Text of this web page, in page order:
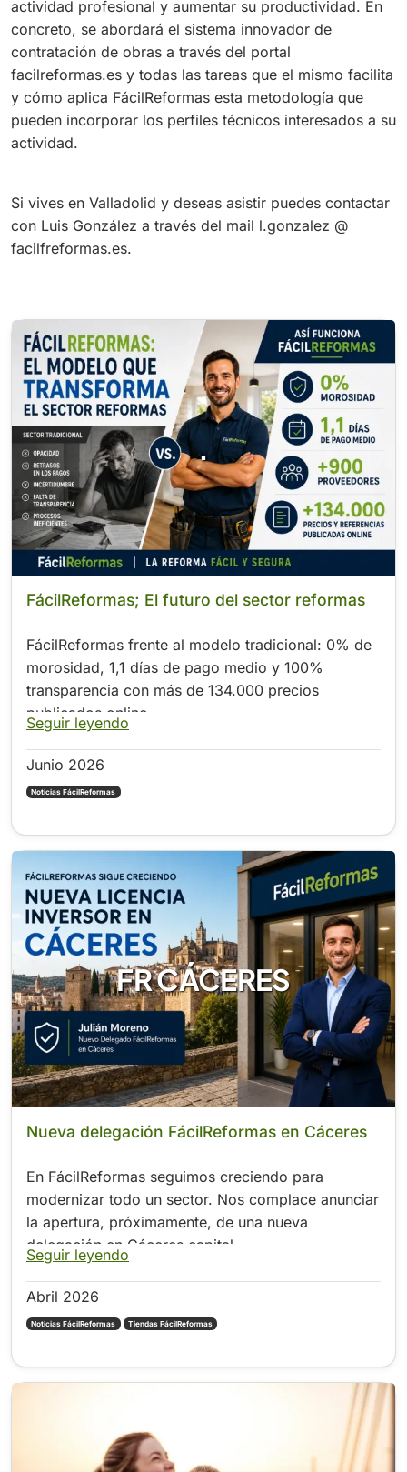
actividad profesional y aumentar su productividad. En
concreto, se abordará el sistema innovador de
contratación de obras a través del portal
facilreformas.es y todas las tareas que el mismo facilita
y cómo aplica FácilReformas esta metodología que
pueden incorporar los perfiles técnicos interesados a su
actividad.
Si vives en Valladolid y deseas asistir puedes contactar
con Luis González a través del mail l.gonzalez @
facilfreformas.es.
.
FácilReformas; El futuro del sector reformas
FácilReformas frente al modelo tradicional: 0% de
morosidad, 1,1 días de pago medio y 100%
transparencia con más de 134.000 precios
publicados online
Seguir leyendo
Junio 2026
Noticias FácilReformas
FR CÁCERES
Nueva delegación FácilReformas en Cáceres
En FácilReformas seguimos creciendo para
modernizar todo un sector. Nos complace anunciar
la apertura, próximamente, de una nueva
delegación en Cáceres capital.
Seguir leyendo
Abril 2026
Noticias FácilReformas Tiendas FácilReformas